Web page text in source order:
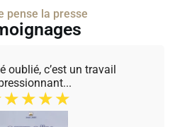
pense la presse
oublié, c’est un travail
☆ ☆ ☆ ☆